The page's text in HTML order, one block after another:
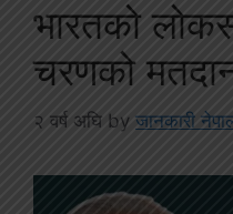
भारतको
चरणको
२ वर्ष अघि by जानकारी